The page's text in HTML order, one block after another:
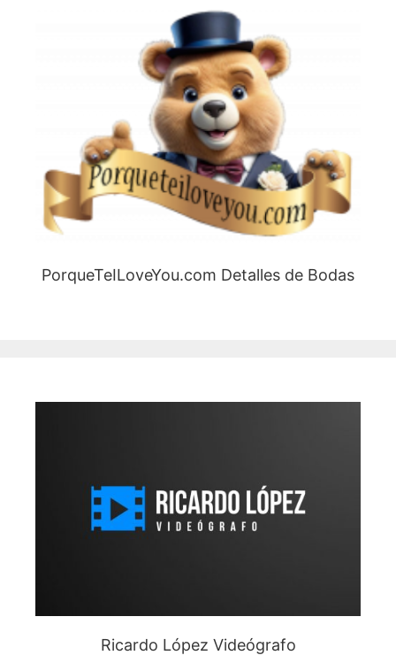
PorqueTeILoveYou.com Detalles de Bodas
Ricardo López Videógrafo